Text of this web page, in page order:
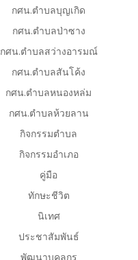
กศน.ตำบลบุญเกิด
กศน.ตำบลป่าซาง
กศน.ตำบลสว่างอารมณ์
กศน.ตำบลสันโค้ง
กศน.ตำบลหนองหล่ม
กศน.ตำบลห้วยลาน
กิจกรรมตำบล
กิจกรรมอำเภอ
คู่มือ
ทักษะชีวิต
นิเทศ
ประชาสัมพันธ์
พัฒนาบุคลกร